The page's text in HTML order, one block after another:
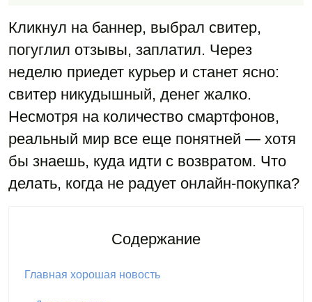
Кликнул на баннер, выбрал свитер,
погуглил отзывы, заплатил. Через
неделю приедет курьер и станет ясно:
свитер никудышный, денег жалко.
Несмотря на количество смартфонов,
реальный мир все еще понятней — хотя
бы знаешь, куда идти с возвратом. Что
делать, когда не радует онлайн-покупка?
Содержание
Главная хорошая новость